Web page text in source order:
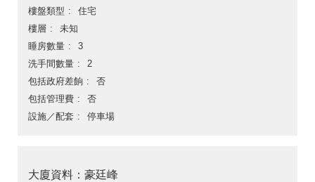
樓盤類型
住宅
樓層
未知
睡房數量
3
洗手間數量
2
包括政府差餉
否
包括管理費
否
設施／配套
停車場
大廈資料：豪廷峰